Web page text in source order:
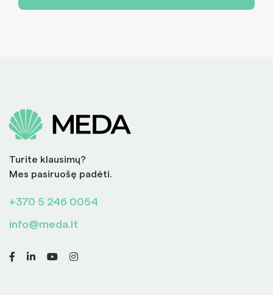
Turite klausimų?
Mes pasiruošę padėti.
+370 5 246 0054
info@meda.lt